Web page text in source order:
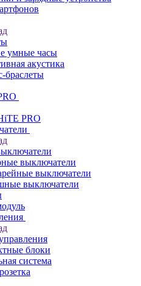
умные часы
акустика
браслеты
PRO
выключатели
выключатели
выключатели
блоки
система